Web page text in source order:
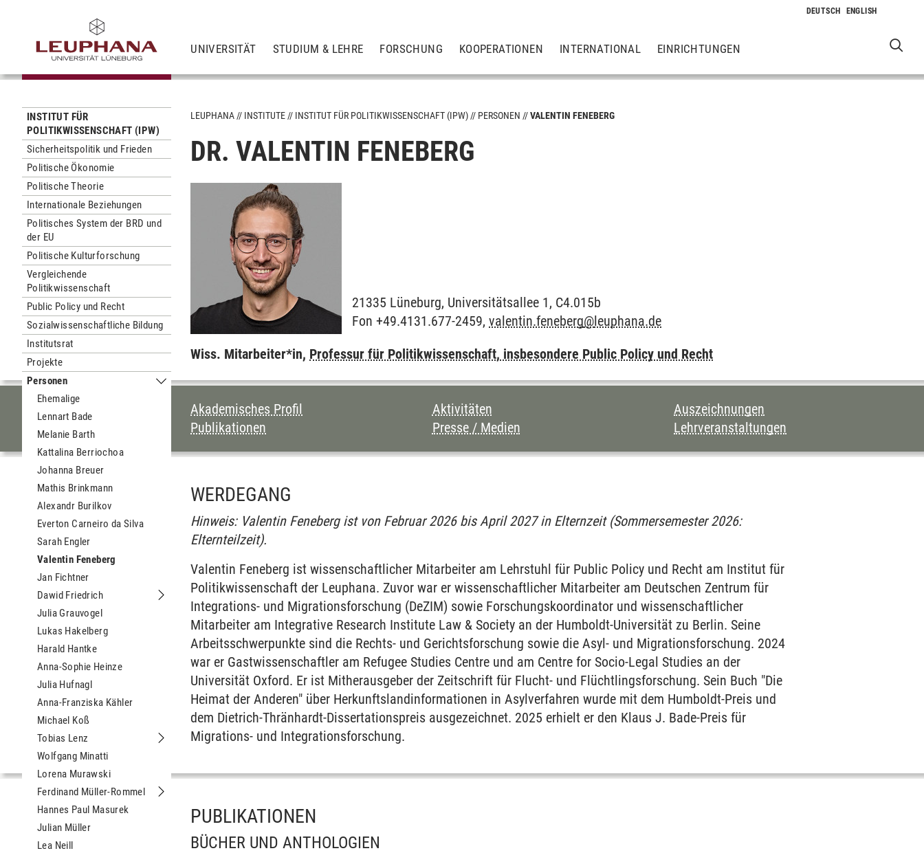
UNIVERSITÄT STUDIUM & LEHRE FORSCHUNG KOOPERATIONEN INTERNATIONAL EINRICHTUNGEN
INSTITUT FÜR
POLITIKWISSENSCHAFT (IPW)
Sicherheitspolitik und Frieden
Politische Ökonomie
Politische Theorie
Internationale Beziehungen
Politisches System der BRD und
der EU
Politische Kulturforschung
Vergleichende
Politikwissenschaft
Public Policy und Recht
Sozialwissenschaftliche Bildung
Institutsrat
Projekte
Personen
Untermenu Personen
Ehemalige
Lennart Bade
Melanie Barth
Kattalina Berriochoa
Johanna Breuer
Mathis Brinkmann
Alexandr Burilkov
Everton Carneiro da Silva
Sarah Engler
Valentin Feneberg
Jan Fichtner
Dawid Friedrich
Untermenu Dawid Friedrich
Julia Grauvogel
Lukas Hakelberg
Harald Hantke
Anna-Sophie Heinze
Julia Hufnagl
Anna-Franziska Kähler
Michael Koß
Tobias Lenz
Untermenu Tobias Lenz
Wolfgang Minatti
Lorena Murawski
Ferdinand Müller-Rommel
Untermenu Ferdinand Müller-Rommel
Hannes Paul Masurek
Julian Müller
Lea Neill
LEUPHANA INSTITUTE INSTITUT FÜR POLITIKWISSENSCHAFT (IPW) PERSONEN VALENTIN FENEBERG
DR. VALENTIN FENEBERG
21335 Lüneburg, Universitätsallee 1, C4.015b
Fon +49.4131.677-2459,valentin.feneberg@leuphana.de
Wiss. Mitarbeiter*in, Professur für Politikwissenschaft, insbesondere Public Policy und Recht
INHALTSVERZEICHNIS DIESER SEITE
Akademisches Profil
Publikationen
Aktivitäten
Presse / Medien
Auszeichnungen
Lehrveranstaltungen
WERDEGANG
Hinweis: Valentin Feneberg ist von Februar 2026 bis April 2027 in Elternzeit (Sommersemester 2026:
Elternteilzeit).
Valentin Feneberg ist wissenschaftlicher Mitarbeiter am Lehrstuhl für Public Policy und Recht am Institut für
Politikwissenschaft der Leuphana. Zuvor war er wissenschaftlicher Mitarbeiter am Deutschen Zentrum für
Integrations- und Migrationsforschung (DeZIM) sowie Forschungskoordinator und wissenschaftlicher
Mitarbeiter am Integrative Research Institute Law & Society an der Humboldt-Universität zu Berlin. Seine
Arbeitsschwerpunkte sind die Rechts- und Gerichtsforschung sowie die Asyl- und Migrationsforschung. 2024
war er Gastwissenschaftler am Refugee Studies Centre und am Centre for Socio-Legal Studies an der
Universität Oxford. Er ist Mitherausgeber der Zeitschrift für Flucht- und Flüchtlingsforschung. Sein Buch "Die
Heimat der Anderen" über Herkunftslandinformationen in Asylverfahren wurde mit dem Humboldt-Preis und
dem Dietrich-Thränhardt-Dissertationspreis ausgezeichnet. 2025 erhielt er den Klaus J. Bade-Preis für
Migrations- und Integrationsforschung.
PUBLIKATIONEN
BÜCHER UND ANTHOLOGIEN